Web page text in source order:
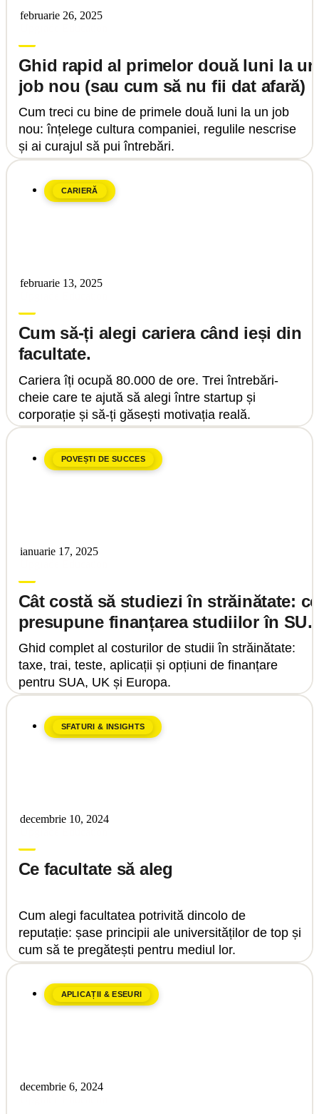
februarie 26, 2025
Ghid rapid al primelor două luni la un
job nou (sau cum să nu fii dat afară)
Cum treci cu bine de primele două luni la un job
nou: înțelege cultura companiei, regulile nescrise
și ai curajul să pui întrebări.
CARIERĂ
februarie 13, 2025
Cum să-ți alegi cariera când ieși din
facultate.
Cariera îți ocupă 80.000 de ore. Trei întrebări-
cheie care te ajută să alegi între startup și
corporație și să-ți găsești motivația reală.
POVEȘTI DE SUCCES
ianuarie 17, 2025
Cât costă să studiezi în străinătate: ce
presupune finanțarea studiilor în
UK sau Europa continentală
Ghid complet al costurilor de studii în străinătate:
taxe, trai, teste, aplicații și opțiuni de finanțare
pentru SUA, UK și Europa.
SFATURI & INSIGHTS
decembrie 10, 2024
Ce facultate să aleg
Cum alegi facultatea potrivită dincolo de
reputație: șase principii ale universităților de top și
cum să te pregătești pentru mediul lor.
APLICAȚII & ESEURI
decembrie 6, 2024